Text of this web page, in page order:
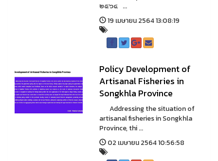
๒๕๖๔ ...
19 เมษายน 2564 13:08:19
Policy Development of
Artisanal Fisheries in
Songkhla Province
Addressing the situation of
artisanal fisheries in Songkhla
Province, thi ...
02 เมษายน 2564 10:56:58